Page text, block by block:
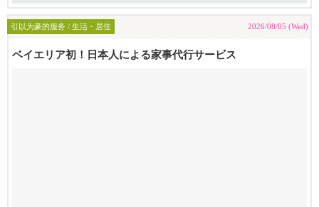
引以为豪的服务 / 生活・居住 2026/08/05 (Wed)
ベイエリア初！日本人による家事代行サービス